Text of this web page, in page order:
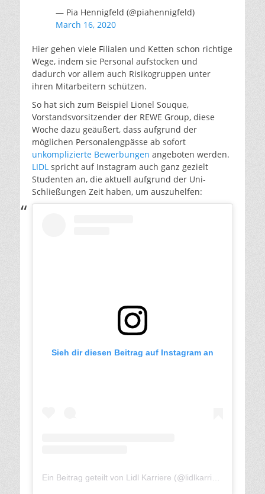
— Pia Hennigfeld (@piahennigfeld)
March 16, 2020
Hier gehen viele Filialen und Ketten schon richtige
Wege, indem sie Personal aufstocken und
dadurch vor allem auch Risikogruppen unter
ihren Mitarbeitern schützen.
So hat sich zum Beispiel Lionel Souque,
Vorstandsvorsitzender der REWE Group, diese
Woche dazu geäußert, dass aufgrund der
möglichen Personalengpässe ab sofort
unkomplizierte Bewerbungen angeboten werden.
LIDL spricht auf Instagram auch ganz gezielt
Studenten an, die aktuell aufgrund der Uni-
Schließungen Zeit haben, um auszuhelfen:
Sieh dir diesen Beitrag auf Instagram an